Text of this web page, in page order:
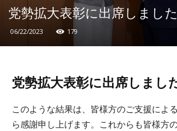
党勢拡大表彰に出席しました
06/22/2023 179
党勢拡大表彰に出席しまし
このような結果は、皆様方のご支援によ
ら感謝申し上げます。これからも皆様方